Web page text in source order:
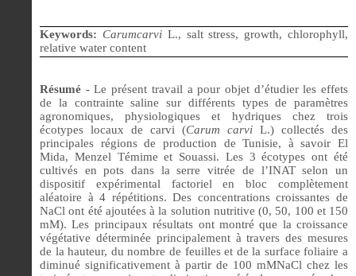
Keywords: CarumcarviL., salt stress, growth, chlorophyll,
relative water content
Résumé -Le présent travail a pour objet d’étudier les effets
de la contrainte saline sur différents types de paramètres
agronomiques, physiologiques et hydriques chez trois
écotypes locaux de carvi (Carum carvi L.) collectés des
principales régions de production de Tunisie, à savoir El
Mida, Menzel Témime et Souassi. Les 3 écotypes ont été
cultivés en pots dans la serre vitrée de l’INAT selon un
dispositif expérimental factoriel en bloc complètement
aléatoire à 4 répétitions. Des concentrations croissantes de
NaCl ont été ajoutées à la solution nutritive (0, 50, 100 et 150
mM). Les principaux résultats ont montré que la croissance
végétative déterminée principalement à travers des mesures
de la hauteur, du nombre de feuilles et de la surface foliaire a
diminué significativement à partir de 100 mMNaCl chez les